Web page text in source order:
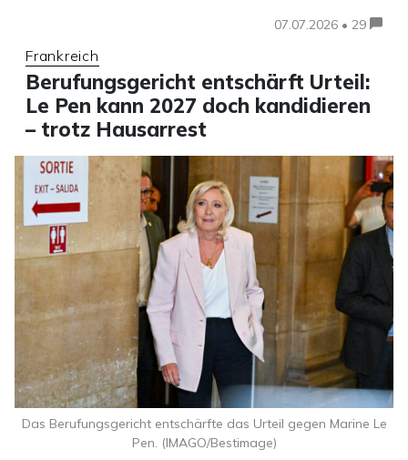
07.07.2026 • 29
Frankreich
Berufungsgericht entschärft Urteil:
Le Pen kann 2027 doch kandidieren
– trotz Hausarrest
Das Berufungsgericht entschärfte das Urteil gegen Marine Le
Pen. (IMAGO/Bestimage)